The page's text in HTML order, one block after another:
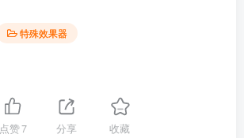
特殊效果器
点赞7 分享 收藏